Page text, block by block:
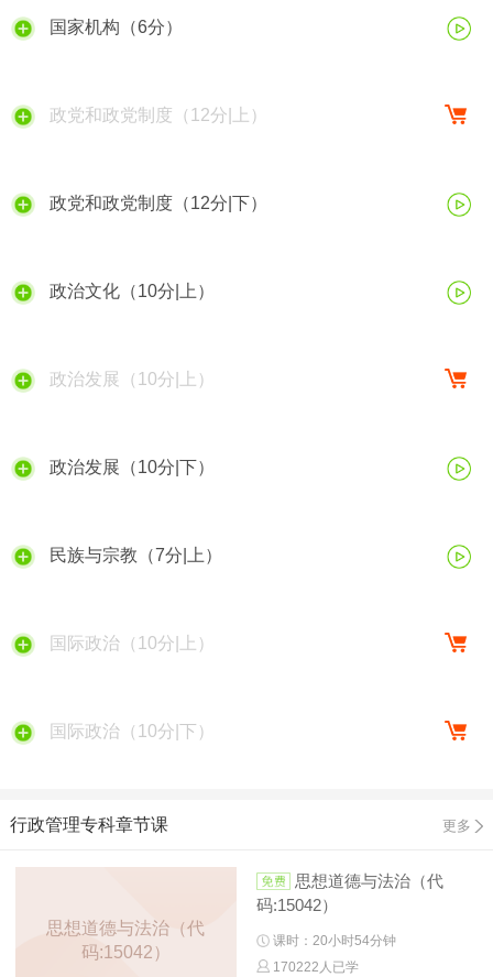
国家机构（6分）
政党和政党制度（12分|上）
政党和政党制度（12分|下）
政治文化（10分|上）
政治发展（10分|上）
政治发展（10分|下）
民族与宗教（7分|上）
国际政治（10分|上）
国际政治（10分|下）
行政管理专科章节课 更多
思想道德与法治（代
码:15042）
思想道德与法治（代
码:15042）
课时：20小时54分钟
170222人已学